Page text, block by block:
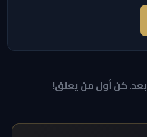
بعد. كن أول من يعلق!